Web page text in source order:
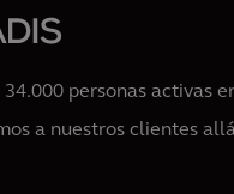
personas activas
a nuestros clientes